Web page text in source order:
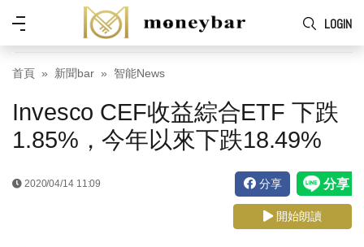
Skip to main content
LOGIN
功
能
表
首頁 新聞bar 智能News
Invesco CEF收益綜合ETF 下跌
1.85%，今年以來下跌18.49%
2020/04/14 11:09 分享
開始朗讀